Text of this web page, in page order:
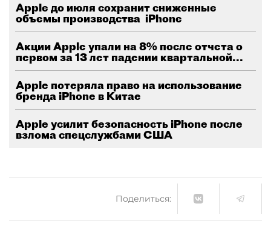
Apple до июля сохранит сниженные
объемы производства iPhone
Акции Apple упали на 8% после отчета о
первом за 13 лет падении квартальной...
Apple потеряла право на использование
бренда iPhone в Китае
Apple усилит безопасность iPhone после
взлома спецслужбами США
Поделиться: